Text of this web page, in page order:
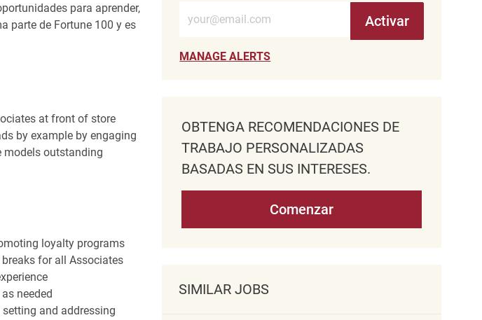
para aprender,
parte de Fortune 100 y es
at front of store
by example by engaging
models outstanding
loyalty programs
for all Associates
needed
and addressing
Introduzca la dirección de correo electrónico (obligatorio)
Activar
MANAGE ALERTS
OBTENGA RECOMENDACIONES DE
TRABAJO PERSONALIZADAS
BASADAS EN SUS INTERESES.
Comenzar
SIMILAR JOBS